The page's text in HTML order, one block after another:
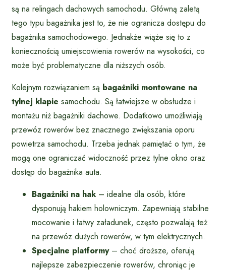
są na relingach dachowych samochodu. Główną zaletą
tego typu bagażnika jest to, że nie ogranicza dostępu do
bagażnika samochodowego. Jednakże wiąże się to z
koniecznością umiejscowienia rowerów na wysokości, co
może być problematyczne dla niższych osób.
Kolejnym rozwiązaniem są bagażniki montowane na
tylnej klapie samochodu. Są łatwiejsze w obsłudze i
montażu niż bagażniki dachowe. Dodatkowo umożliwiają
przewóz rowerów bez znacznego zwiększania oporu
powietrza samochodu. Trzeba jednak pamiętać o tym, że
mogą one ograniczać widoczność przez tylne okno oraz
dostęp do bagażnika auta.
Bagażniki na hak – idealne dla osób, które
dysponują hakiem holowniczym. Zapewniają stabilne
mocowanie i łatwy załadunek, często pozwalają też
na przewóz dużych rowerów, w tym elektrycznych.
Specjalne platformy– choć droższe, oferują
najlepsze zabezpieczenie rowerów, chroniąc je